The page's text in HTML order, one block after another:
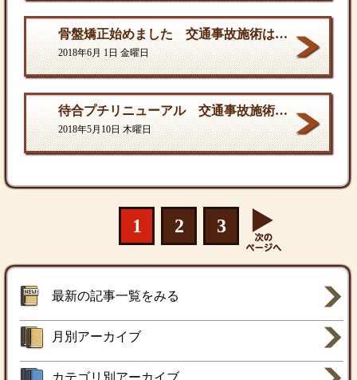
骨盤矯正始めました 交通事故施術は西村ひでき接骨院
2018年6月 1日 金曜日
待合プチリニューアル 交通事故施術は西村ひでき接骨院
2018年5月10日 木曜日
1 2 3
最新の記事一覧をみる
月別アーカイブ
カテゴリ別アーカイブ